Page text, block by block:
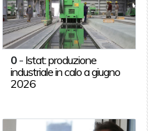
0 - Istat: produzione
industriale in calo a giugno
2026